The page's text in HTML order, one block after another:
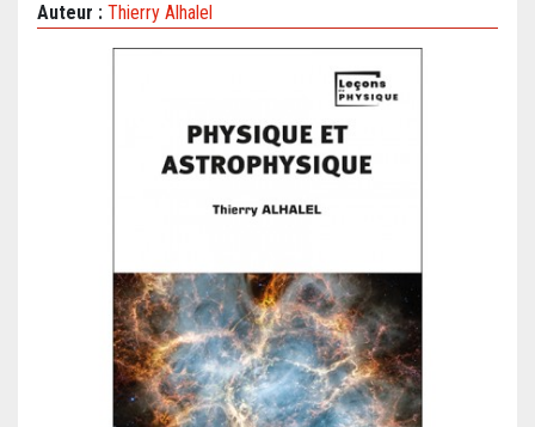
Auteur : Thierry Alhalel